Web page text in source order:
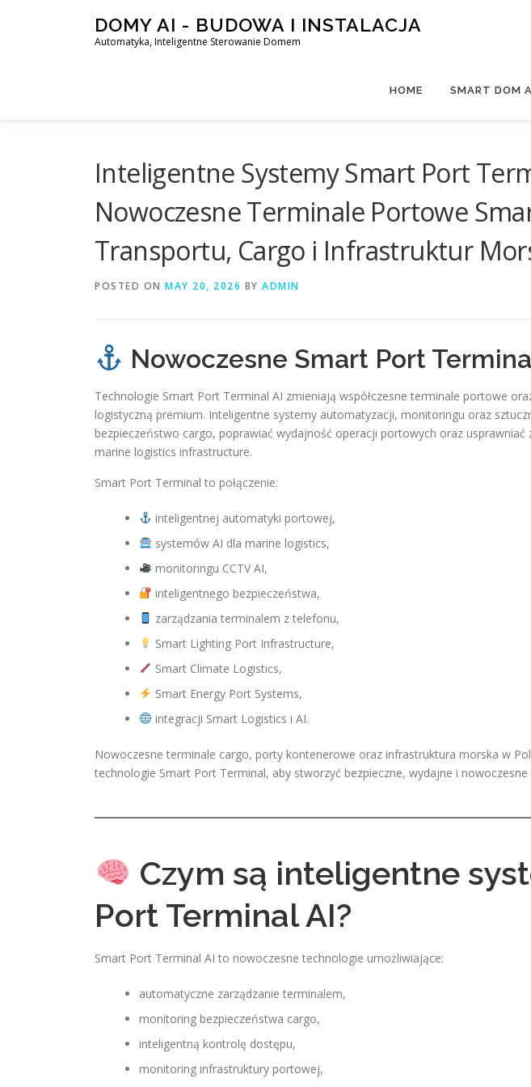
DOMY AI - BUDOWA I INSTALACJA
Automatyka, Inteligentne Sterowanie Domem
HOME SMART DOM
Inteligentne Systemy Smart Port
Nowoczesne Terminale Portowe
Transportu, Cargo i Infrastruktur
POSTED ON MAY 20, 2026 BY ADMIN
Nowoczesne Smart Port
Technologie Smart Port Terminal AI zmieniają współczesne terminale portowe
logistyczną premium. Inteligentne systemy automatyzacji, monitoringu oraz
bezpieczeństwo cargo, poprawiać wydajność operacji portowych oraz
marine logistics infrastructure.
Smart Port Terminal to połączenie:
inteligentnej automatyki portowej,
systemów AI dla marine logistics,
monitoringu CCTV AI,
inteligentnego bezpieczeństwa,
zarządzania terminalem z telefonu,
Smart Lighting Port Infrastructure,
Smart Climate Logistics,
Smart Energy Port Systems,
integracji Smart Logistics i AI.
Nowoczesne terminale cargo, porty kontenerowe oraz infrastruktura morska w
technologie Smart Port Terminal, aby stworzyć bezpieczne, wydajne i
Czym są inteligentne
Port Terminal AI?
Smart Port Terminal AI to nowoczesne technologie umożliwiające:
automatyczne zarządzanie terminalem,
monitoring bezpieczeństwa cargo,
inteligentną kontrolę dostępu,
monitoring infrastruktury portowej,